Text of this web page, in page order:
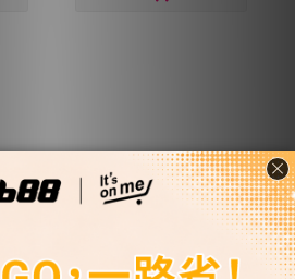
送
彰化縣-桃園機場接送